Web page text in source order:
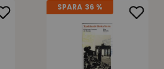
SPARA 36 %